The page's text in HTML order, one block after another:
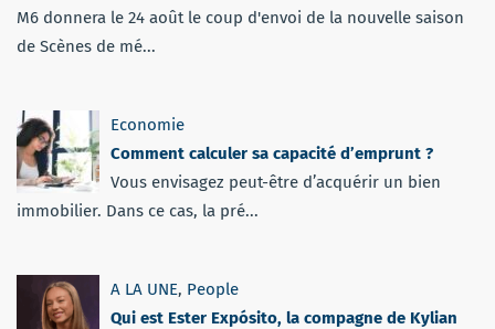
M6 donnera le 24 août le coup d'envoi de la nouvelle saison
de Scènes de mé...
Economie
Comment calculer sa capacité d’emprunt ?
Vous envisagez peut-être d’acquérir un bien
immobilier. Dans ce cas, la pré...
A LA UNE, People
Qui est Ester Expósito, la compagne de Kylian